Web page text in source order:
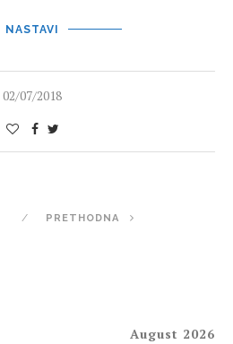
NASTAVI
02/07/2018
PRETHODNA
August 2026